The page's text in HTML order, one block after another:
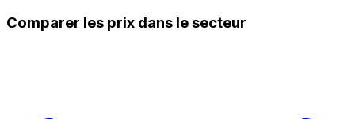
Comparer les prix dans le secteur